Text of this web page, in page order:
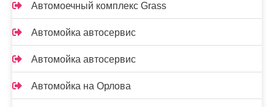
Автомоечный комплекс Grass
Автомойка автосервис
Автомойка автосервис
Автомойка на Орлова